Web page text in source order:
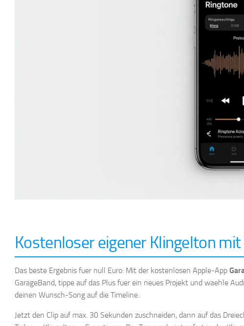
Kostenloser eigener Klingelton mit
Das beste Ergebnis fuer null Euro: Mit der kostenlosen Apple-App
GarageBand, tippe auf das Plus fuer ein neues Projekt und waehle
deinen Wunsch-Song auf die Timeline.
Jetzt den Clip auf max. 30 Sekunden zuschneiden, dann auf das